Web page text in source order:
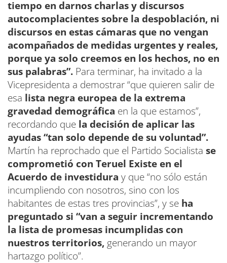
tiempo en darnos charlas y discursos
autocomplacientes sobre la despoblación, ni
discursos en estas cámaras que no vengan
acompañados de medidas urgentes y reales,
porque ya solo creemos en los hechos, no en
sus palabras”.Para terminar, ha invitado a la
Vicepresidenta a demostrar “que quieren salir de
esa lista negra europea de la extrema
gravedad demográfica en la que estamos”,
recordando quela decisión de aplicar las
ayudas “tan solo depende de su voluntad”.
Martín ha reprochado que el Partido Socialista se
comprometió con Teruel Existe en el
Acuerdo de investidura y que “no sólo están
incumpliendo con nosotros, sino con los
habitantes de estas tres provincias”, y se ha
preguntado si “van a seguir incrementando
la lista de promesas incumplidas con
nuestros territorios,generando un mayor
hartazgo político”.